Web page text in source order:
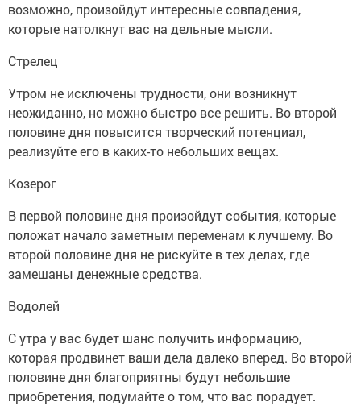
возможно, произойдут интересные совпадения,
которые натолкнут вас на дельные мысли.
Стрелец
Утром не исключены трудности, они возникнут
неожиданно, но можно быстро все решить. Во второй
половине дня повысится творческий потенциал,
реализуйте его в каких-то небольших вещах.
Козерог
В первой половине дня произойдут события, которые
положат начало заметным переменам к лучшему. Во
второй половине дня не рискуйте в тех делах, где
замешаны денежные средства.
Водолей
С утра у вас будет шанс получить информацию,
которая продвинет ваши дела далеко вперед. Во второй
половине дня благоприятны будут небольшие
приобретения, подумайте о том, что вас порадует.